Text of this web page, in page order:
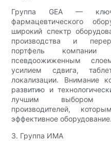
Группа GEA —
фармацевтического
широкий спектр
производства и
портфель
псевдоожиженным
усилием сдвига,
локализации. Внимание
развитию и
лучшим выбором
производителей,
эффективное оборудование.
3. Группа ИМА